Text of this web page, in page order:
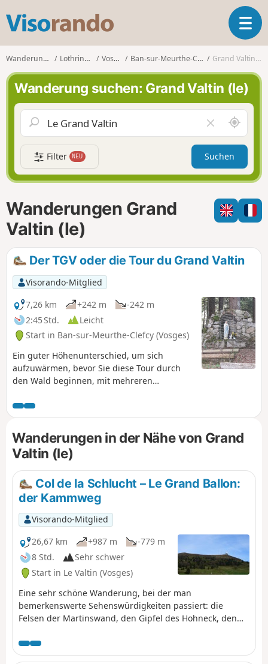
s
o
r
a
n
d
o
T
o
g
e
n
i
a
t
o
n
Wanderungen Lothringen Vosges Ban-sur-Meurthe-Clefcy Grand Valtin (le)
Wanderung suchen: Grand Valtin (le)
e
l
d
l
e
e
e
S
c
h
u
m
i
h
m
Filter NEU Suchen
Wanderungen Grand
Valtin (le)
Der TGV oder die Tour du Grand Valtin
Visorando-Mitglied
7,26 km
+242 m
-242 m
2:45 Std.
Leicht
Start in Ban-sur-Meurthe-Clefcy (Vosges)
Ein guter Höhenunterschied, um sich
aufzuwärmen, bevor Sie diese Tour durch
den Wald beginnen, mit mehreren
Haute Meurthe, um dann weiter durch den
Rupt Frémiat zu wandern und Ihre Route mit
der Vierge de Haute Suisse abzuschließen.
Wanderungen in der Nähe von Grand
Valtin (le)
Col de la Schlucht – Le Grand Ballon:
der Kammweg
Visorando-Mitglied
26,67 km
+987 m
-779 m
8 Std.
Sehr schwer
Start in Le Valtin (Vosges)
Eine sehr schöne Wanderung, bei der man
bemerkenswerte Sehenswürdigkeiten passiert: die
Felsen der Martinswand, den Gipfel des Hohneck, den
„Boule” auf dem Gipfel).